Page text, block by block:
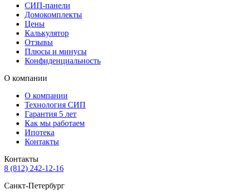
СИП-панели
Домокомплекты
Цены
Калькулятор
Отзывы
Плюсы и минусы
Конфиденциальность
О компании
О компании
Технология СИП
Гарантия 5 лет
Как мы работаем
Ипотека
Контакты
Контакты
8 (812) 242-12-16
Санкт-Петербург